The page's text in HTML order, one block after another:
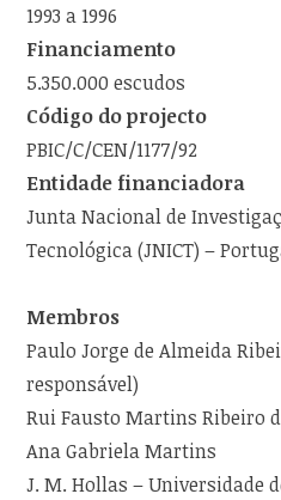
1993 a 1996
Financiamento
5.350.000 escudos
Código do projecto
PBIC/C/CEN/1177/92
Entidade financiadora
Junta Nacional de
Tecnológica (JNICT) –
Membros
Paulo Jorge de Almeida
responsável)
Rui Fausto Martins Ribeiro
Ana Gabriela Martins
J. M. Hollas – Universidade